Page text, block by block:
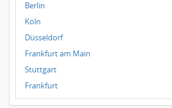
Berlin
Köln
Düsseldorf
Frankfurt am Main
Stuttgart
Frankfurt
Magdeburg